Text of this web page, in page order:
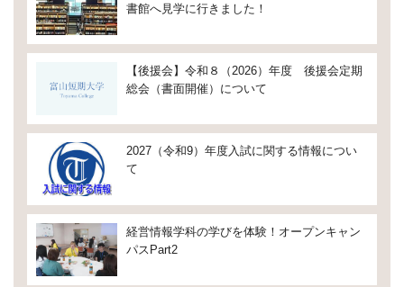
書館へ見学に行きました！
【後援会】令和８（2026）年度 後援会定期
総会（書面開催）について
2027（令和9）年度入試に関する情報につい
て
経営情報学科の学びを体験！オープンキャン
パスPart2